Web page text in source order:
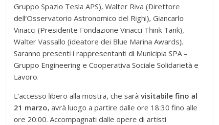
Gruppo Spazio Tesla APS), Walter Riva (Direttore
dell’Osservatorio Astronomico del Righi), Giancarlo
Vinacci (Presidente Fondazione Vinacci Think Tank),
Walter Vassallo (ideatore dei Blue Marina Awards).
Saranno presenti i rappresentanti di Municipia SPA –
Gruppo Engineering e Cooperativa Sociale Solidarietà e
Lavoro.
L’accesso libero alla mostra, che saràvisitabile fino al
21 marzo,avrà luogo a partire dalle ore 18:30 fino alle
ore 20:00. Accompagnati dalle opere di artisti